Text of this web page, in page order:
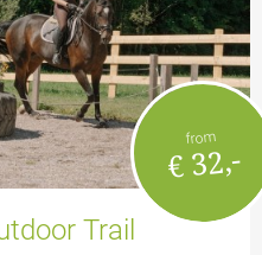
from
€ 32,-
Trail